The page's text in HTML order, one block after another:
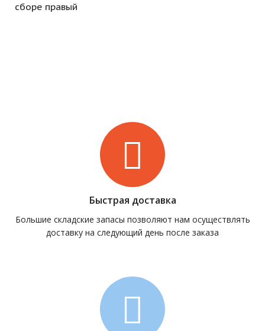
сборе правый
Быстрая доставка
Большие складские запасы позволяют нам осуществлять
доставку на следующий день после заказа